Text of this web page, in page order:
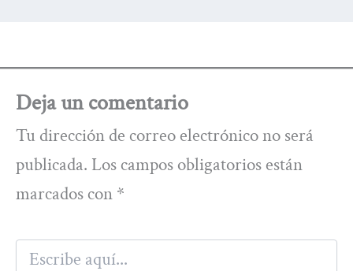
Deja un comentario
Tu dirección de correo electrónico no será
publicada. Los campos obligatorios están
marcados con *
aquí...